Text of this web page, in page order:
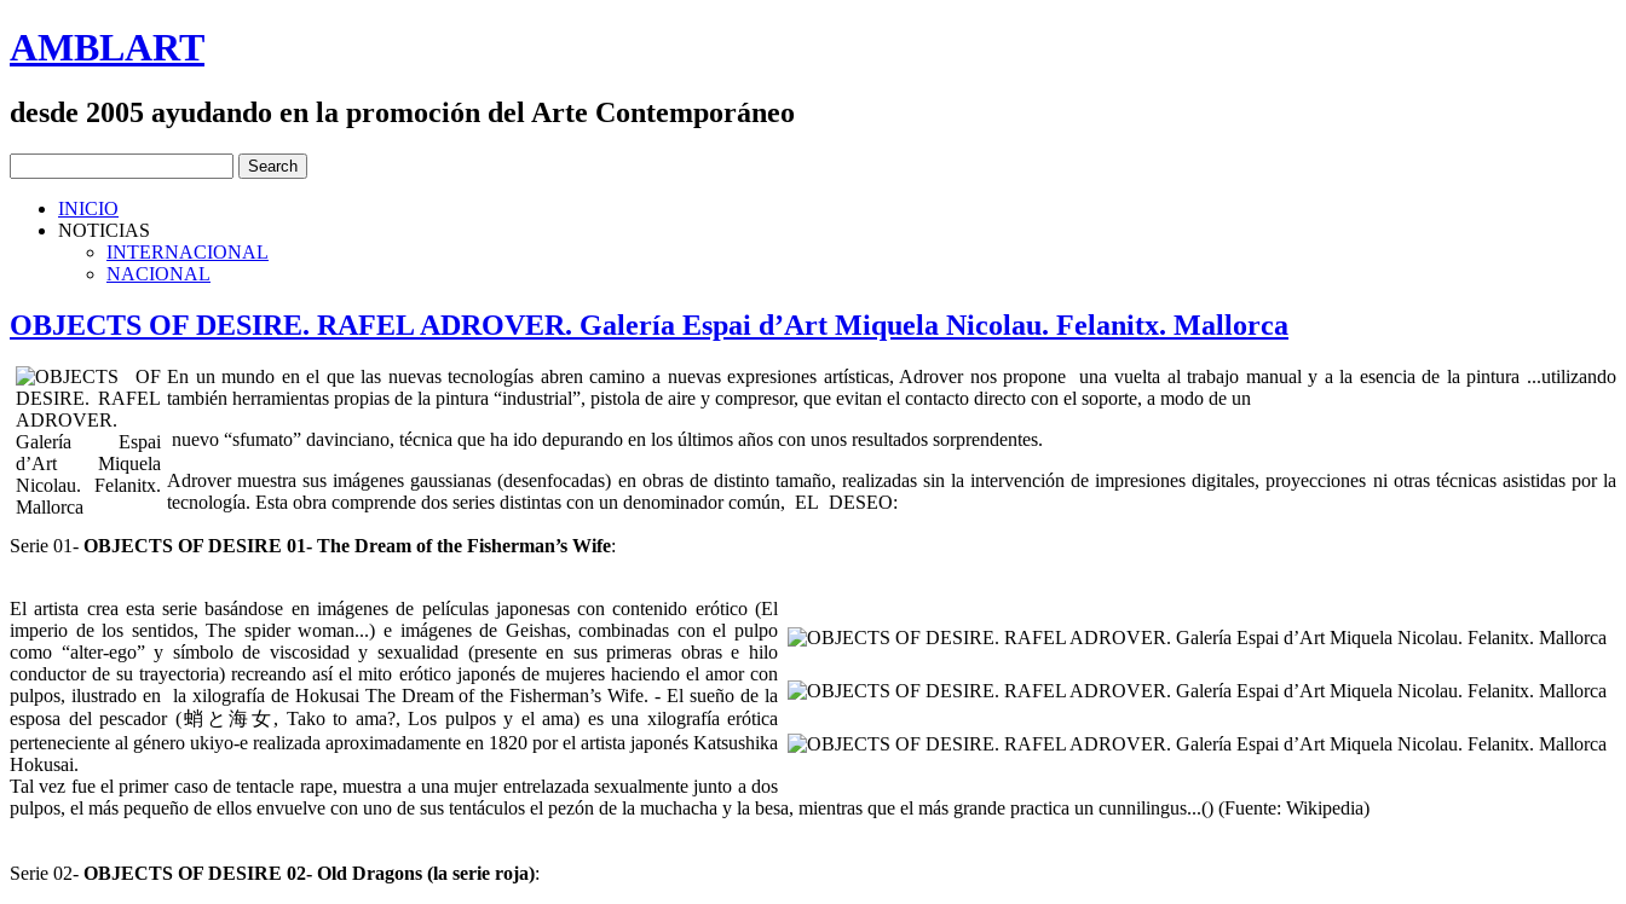
AMBLART
desde 2005 ayudando en la promoción del Arte Contemporáneo
INICIO
NOTICIAS
INTERNACIONAL
NACIONAL
OBJECTS OF DESIRE. RAFEL ADROVER. Galería Espai d’Art Miquela Nicolau. Felanitx. Mallorca
En un mundo en el que las nuevas tecnologías abren camino a nuevas expresiones artísticas, Adrover nos propone una vuelta al trabajo manual y a la esencia de la pintura ...utilizando
también herramientas propias de la pintura “industrial”, pistola de aire y compresor, que evitan el contacto directo con el soporte, a modo de un
nuevo “sfumato” davinciano, técnica que ha ido depurando en los últimos años con unos resultados sorprendentes.
Adrover muestra sus imágenes gaussianas (desenfocadas) en obras de distinto tamaño, realizadas sin la intervención de impresiones digitales, proyecciones ni otras técnicas asistidas por la
tecnología. Esta obra comprende dos series distintas con un denominador común, EL DESEO:
Serie 01- OBJECTS OF DESIRE 01- The Dream of the Fisherman’s Wife:
El artista crea esta serie basándose en imágenes de películas japonesas con contenido erótico (El
imperio de los sentidos, The spider woman...) e imágenes de Geishas, combinadas con el pulpo
como “alter-ego” y símbolo de viscosidad y sexualidad (presente en sus primeras obras e hilo
conductor de su trayectoria) recreando así el mito erótico japonés de mujeres haciendo el amor con
pulpos, ilustrado en la xilografía de Hokusai The Dream of the Fisherman’s Wife. - El sueño de la
esposa del pescador (蛸と海女, Tako to ama?, Los pulpos y el ama) es una xilografía erótica
perteneciente al género ukiyo-e realizada aproximadamente en 1820 por el artista japonés Katsushika
Hokusai.
Tal vez fue el primer caso de tentacle rape, muestra a una mujer entrelazada sexualmente junto a dos
pulpos, el más pequeño de ellos envuelve con uno de sus tentáculos el pezón de la muchacha y la besa, mientras que el más grande practica un cunnilingus...() (Fuente: Wikipedia)
Serie 02- OBJECTS OF DESIRE 02- Old Dragons (la serie roja):